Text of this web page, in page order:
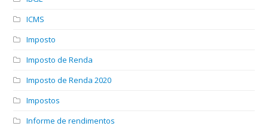
ICMS
Imposto
Imposto de Renda
Imposto de Renda 2020
Impostos
Informe de rendimentos